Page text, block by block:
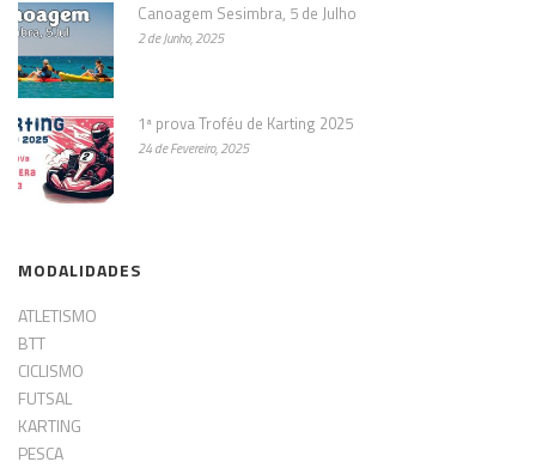
Canoagem Sesimbra, 5 de Julho
2 de Junho, 2025
1ª prova Troféu de Karting 2025
24 de Fevereiro, 2025
MODALIDADES
ATLETISMO
BTT
CICLISMO
FUTSAL
KARTING
PESCA